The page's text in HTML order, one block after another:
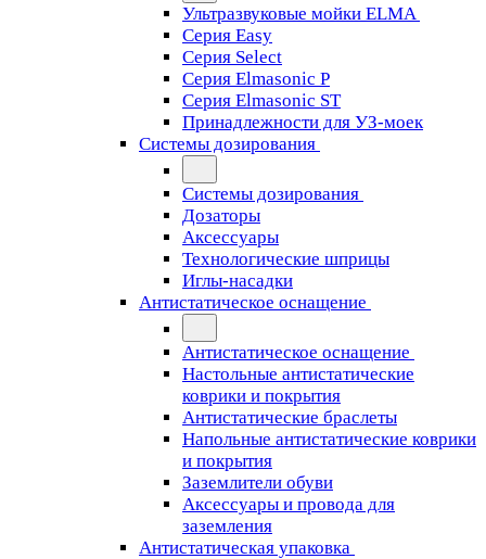
Ультразвуковые мойки ELMA
Серия Easy
Серия Select
Серия Elmasonic P
Серия Elmasonic ST
Принадлежности для УЗ-моек
Системы дозирования
Системы дозирования
Дозаторы
Аксессуары
Технологические шприцы
Иглы-насадки
Антистатическое оснащение
Антистатическое оснащение
Настольные антистатические
коврики и покрытия
Антистатические браслеты
Напольные антистатические коврики
и покрытия
Заземлители обуви
Аксессуары и провода для
заземления
Антистатическая упаковка